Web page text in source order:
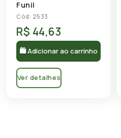
Funil
Cód: 2533
R$ 44,63
🛍 Adicionar ao carrinho
Ver detalhes